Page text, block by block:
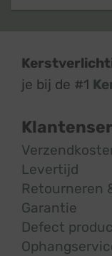
je bij de #1
Levertijd
Retourneren
Garantie
Defect